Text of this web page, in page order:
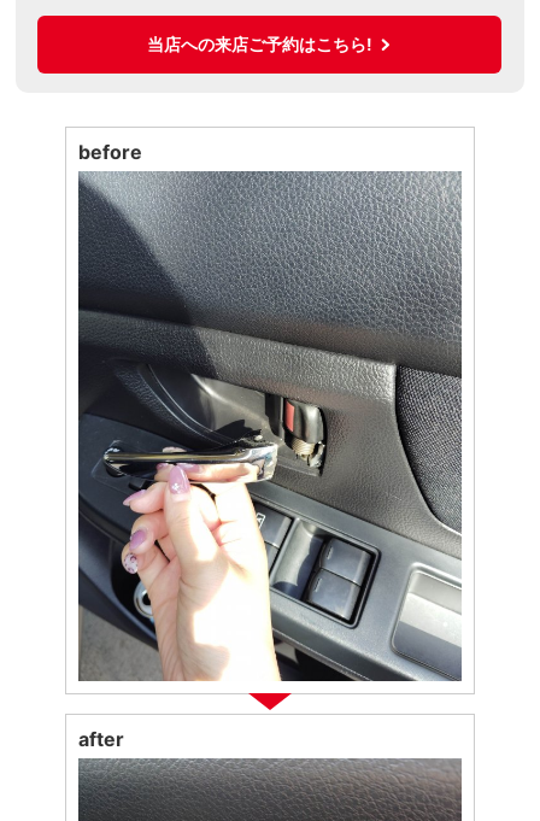
当店への来店ご予約はこちら!
before
after